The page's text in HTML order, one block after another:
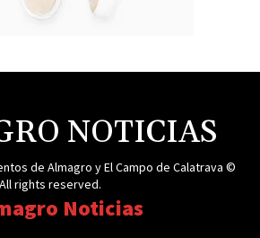
NOTICIAS
de Almagro y El Campo de Calatrava ©
rights reserved.
Noticias